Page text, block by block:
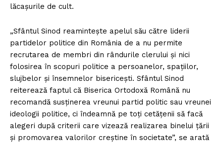
lăcașurile de cult.
„Sfântul Sinod reamintește apelul său către liderii
partidelor politice din România de a nu permite
recrutarea de membri din rândurile clerului și nici
folosirea în scopuri politice a persoanelor, spațiilor,
slujbelor și însemnelor bisericești. Sfântul Sinod
reiterează faptul că Biserica Ortodoxă Română nu
recomandă susținerea vreunui partid politic sau vreunei
ideologii politice, ci îndeamnă pe toți cetățenii să facă
alegeri după criterii care vizează realizarea binelui țării
și promovarea valorilor creștine în societate”, se arată